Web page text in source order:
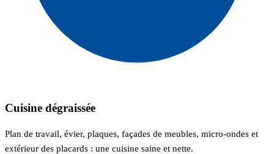
Cuisine dégraissée
Plan de travail, évier, plaques, façades de meubles, micro-ondes et
extérieur des placards : une cuisine saine et nette.